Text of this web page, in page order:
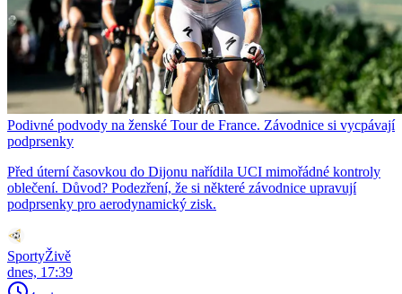
Podivné podvody na ženské Tour de France. Závodnice si vycpávají
podprsenky
Před úterní časovkou do Dijonu nařídila UCI mimořádné kontroly
oblečení. Důvod? Podezření, že si některé závodnice upravují
podprsenky pro aerodynamický zisk.
SportyŽivě
dnes, 17:39